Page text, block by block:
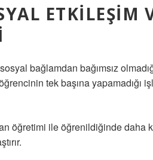
ETKILEŞIM
bağlamdan bağımsız
tek başına yapamadığı
öğretimi ile öğrenildiğinde daha